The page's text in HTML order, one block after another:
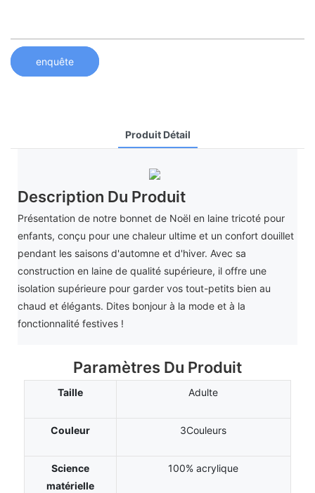
enquête
Produit Détail
Description Du Produit
Présentation de notre bonnet de Noël en laine tricoté pour
enfants, conçu pour une chaleur ultime et un confort douillet
pendant les saisons d'automne et d'hiver. Avec sa
construction en laine de qualité supérieure, il offre une
isolation supérieure pour garder vos tout-petits bien au
chaud et élégants. Dites bonjour à la mode et à la
fonctionnalité festives !
Paramètres Du Produit
Taille Adulte
Couleur 3Couleurs
Science
matérielle
100% acrylique